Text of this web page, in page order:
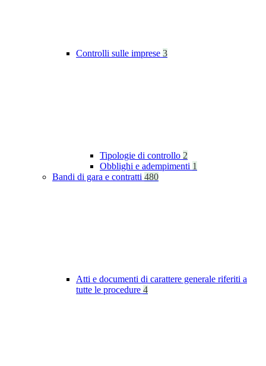
Controlli sulle imprese 3
Tipologie di controllo 2
Obblighi e adempimenti 1
Bandi di gara e contratti 480
Atti e documenti di carattere generale riferiti a
tutte le procedure 4